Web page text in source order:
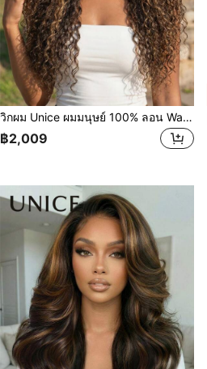
วิกผม Unice ผมมนุษย์ 100% ลอน Water Wave สีบลอนด์ทองไฮไลท์ Balayage แบบ Bye Bye Slip™ พร้อมลูกไม้ปิดผม 7x5 แบบใส ไม่ต้องใช้กาว สวมใส่ได้ทันที มีเชือกรูด ปรับให้เข้ากับทุกขนาดศีรษะ เหมาะสำหรับมือใหม่ ตัดแต่งล่วงหน้า ฟอกสีล่วงหน้า และถอนผมล่วงหน้า
฿2,009